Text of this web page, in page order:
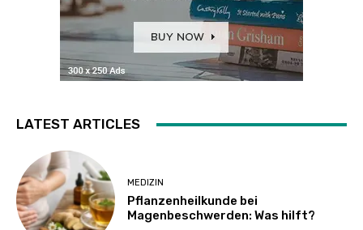
LATEST ARTICLES
MEDIZIN
Pflanzenheilkunde bei
Magenbeschwerden: Was hilft?